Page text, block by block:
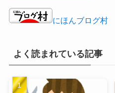
にほんブログ村
よく読まれている記事